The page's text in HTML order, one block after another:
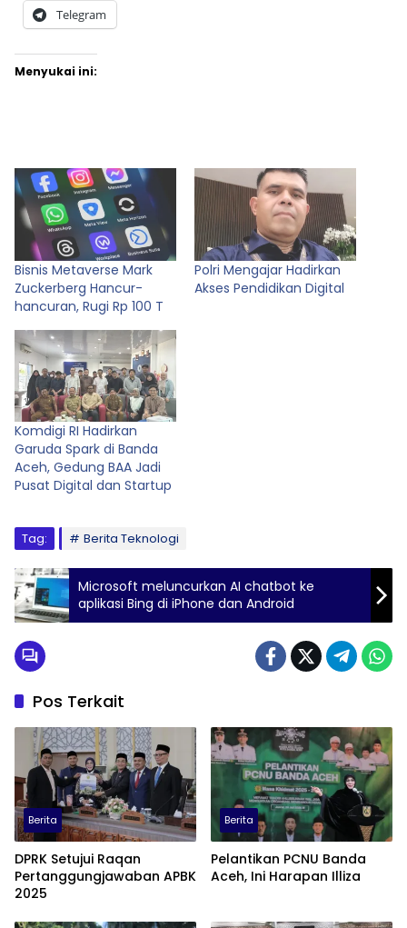
Telegram
Menyukai ini:
Bisnis Metaverse Mark
Zuckerberg Hancur-
hancuran, Rugi Rp 100 T
Polri Mengajar Hadirkan
Akses Pendidikan Digital
Komdigi RI Hadirkan
Garuda Spark di Banda
Aceh, Gedung BAA Jadi
Pusat Digital dan Startup
Tag: Berita Teknologi
Microsoft meluncurkan AI chatbot ke
aplikasi Bing di iPhone dan Android
Pos Terkait
Berita
DPRK Setujui Raqan
Pertanggungjawaban APBK
2025
Berita
Pelantikan PCNU Banda
Aceh, Ini Harapan Illiza